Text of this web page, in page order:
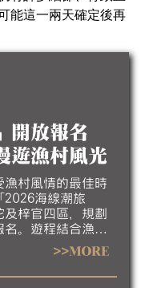
能這一兩天確定後再
開放報名
遊漁村風光
漁村風情的最佳時
2026海線潮旅
梓官四區，規劃
。遊程結合漁村
特色美食及互動體
海線豐富的自然生
，歡迎大家相約來
>>MORE